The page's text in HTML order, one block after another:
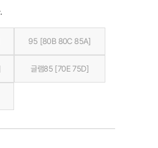
95 [80B 80C 85A]
글램85 [70E 75D]